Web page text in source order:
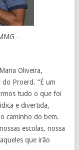
–
Oliveira,
Proerd. “É um
tudo o que foi
e divertida,
caminho do bem.
escolas, nossa
que irão